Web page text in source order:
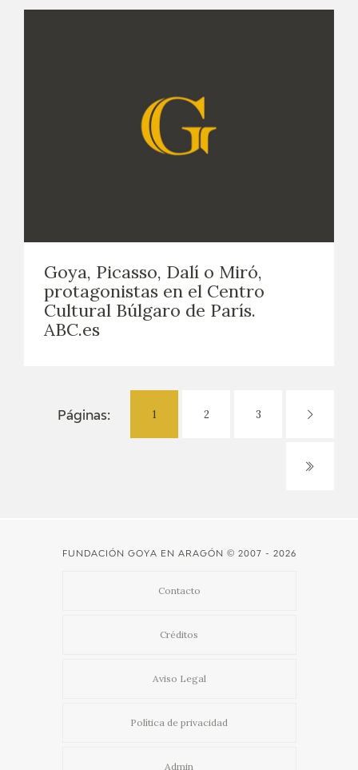
Goya, Picasso, Dalí o Miró,
protagonistas en el Centro
Cultural Búlgaro de París.
ABC.es
Páginas: 1 2 3
FUNDACIÓN GOYA EN ARAGÓN © 2007 - 2026
Contacto
Créditos
Aviso Legal
Política de privacidad
Admin